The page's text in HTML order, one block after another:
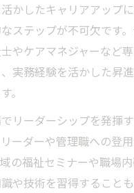
かしたキャリアアップ
ステップが不可欠です
やケアマネジャーなど
実務経験を活かした昇
。
リーダーシップを発揮
ーダーや管理職への登
の福祉セミナーや職場内
や技術を習得すること